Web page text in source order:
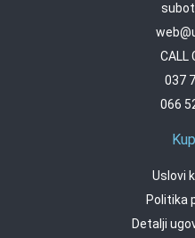
CALL
037
066
Uslovi
Politika
Detalji